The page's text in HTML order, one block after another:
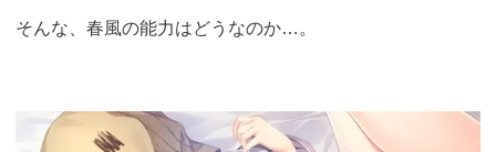
そんな、春風の能力はどうなのか…。